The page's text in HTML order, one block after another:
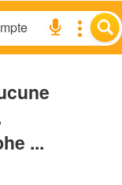
...